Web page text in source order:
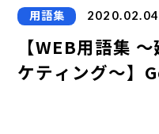
用語集 2020.02.04
【WEB用語集
ケティング～】